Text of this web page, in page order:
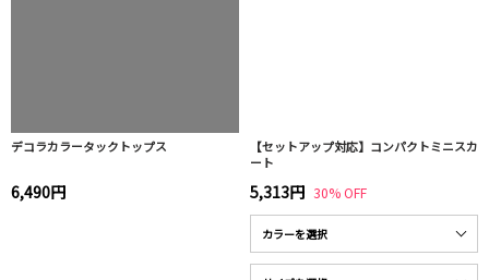
デコラカラータックトップス
6,490円
【セットアップ対応】コンパクトミニスカ
ート
5,313円 30% OFF